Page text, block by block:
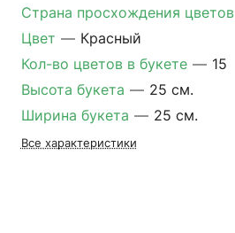
Страна просхождения цветов
Цвет — Красный
Кол-во цветов в букете — 15
Высота букета — 25 см.
Ширина букета — 25 см.
Все характеристики